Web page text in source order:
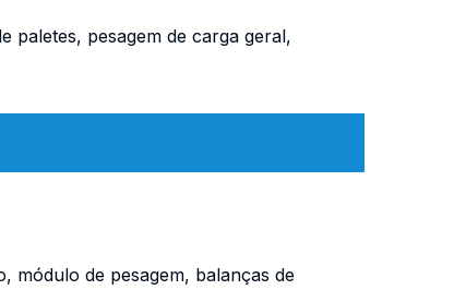
paletes, pesagem de carga geral,
módulo de pesagem, balanças de